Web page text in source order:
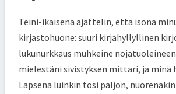
nro
o
k
e
Teini-ikäisenä ajattelin, että isona
kirjastohuone: suuri kirjahyllyllinen
lukunurkkaus muhkeine
mielestäni sivistyksen mittari, ja minä
Lapsena luinkin tosi paljon,